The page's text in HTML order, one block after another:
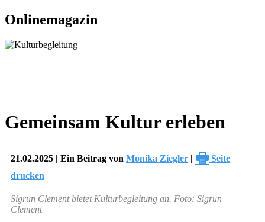
Onlinemagazin
Gemeinsam Kultur erleben
21.02.2025 | Ein Beitrag von Monika Ziegler | 🖶 Seite
drucken
Sigrun Clement bietet Kulturbegleitung an. Foto: Sigrun
Clement